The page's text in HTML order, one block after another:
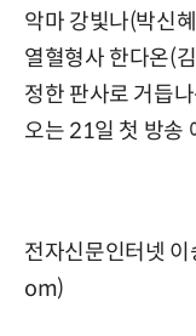
악마 강빛나(박신
열혈형사 한다온(
정한 판사로 거듭
오는 21일 첫 방송
전자신문인터넷
om)